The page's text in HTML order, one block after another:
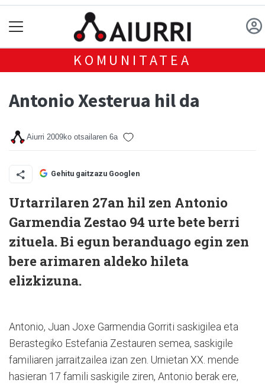
KOMUNITATEA
Antonio Xesterua hil da
Aiurri 2009ko otsailaren 6a
Gehitu gaitzazu Googlen
Urtarrilaren 27an hil zen Antonio
Garmendia Zestao 94 urte bete berri
zituela. Bi egun beranduago egin zen
bere arimaren aldeko hileta
elizkizuna.
Antonio, Juan Joxe Garmendia Gorriti saskigilea eta
Berastegiko Estefania Zestauren semea, saskigile
familiaren jarraitzailea izan zen. Urnietan XX. mende
hasieran 17 famili saskigile ziren, Antonio berak ere,